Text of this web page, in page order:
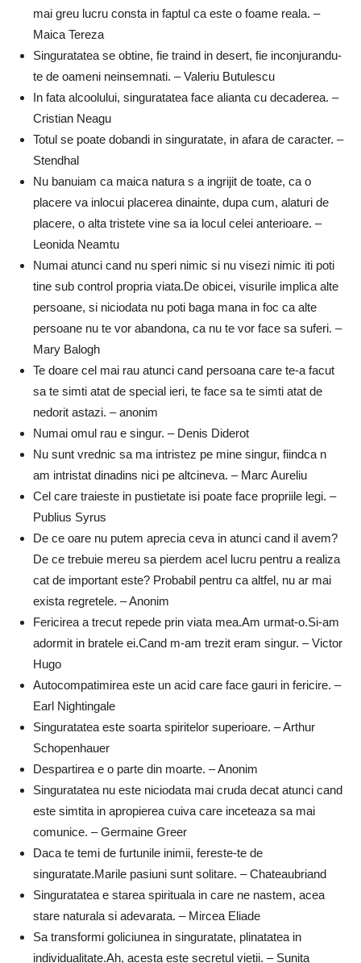
mai greu lucru consta in faptul ca este o foame reala. –
Maica Tereza
Singuratatea se obtine, fie traind in desert, fie inconjurandu-
te de oameni neinsemnati. – Valeriu Butulescu
In fata alcoolului, singuratatea face alianta cu decaderea. –
Cristian Neagu
Totul se poate dobandi in singuratate, in afara de caracter. –
Stendhal
Nu banuiam ca maica natura s a ingrijit de toate, ca o
placere va inlocui placerea dinainte, dupa cum, alaturi de
placere, o alta tristete vine sa ia locul celei anterioare. –
Leonida Neamtu
Numai atunci cand nu speri nimic si nu visezi nimic iti poti
tine sub control propria viata.De obicei, visurile implica alte
persoane, si niciodata nu poti baga mana in foc ca alte
persoane nu te vor abandona, ca nu te vor face sa suferi. –
Mary Balogh
Te doare cel mai rau atunci cand persoana care te-a facut
sa te simti atat de special ieri, te face sa te simti atat de
nedorit astazi. – anonim
Numai omul rau e singur. – Denis Diderot
Nu sunt vrednic sa ma intristez pe mine singur, fiindca n
am intristat dinadins nici pe altcineva. – Marc Aureliu
Cel care traieste in pustietate isi poate face propriile legi. –
Publius Syrus
De ce oare nu putem aprecia ceva in atunci cand il avem?
De ce trebuie mereu sa pierdem acel lucru pentru a realiza
cat de important este? Probabil pentru ca altfel, nu ar mai
exista regretele. – Anonim
Fericirea a trecut repede prin viata mea.Am urmat-o.Si-am
adormit in bratele ei.Cand m-am trezit eram singur. – Victor
Hugo
Autocompatimirea este un acid care face gauri in fericire. –
Earl Nightingale
Singuratatea este soarta spiritelor superioare. – Arthur
Schopenhauer
Despartirea e o parte din moarte. – Anonim
Singuratatea nu este niciodata mai cruda decat atunci cand
este simtita in apropierea cuiva care inceteaza sa mai
comunice. – Germaine Greer
Daca te temi de furtunile inimii, fereste-te de
singuratate.Marile pasiuni sunt solitare. – Chateaubriand
Singuratatea e starea spirituala in care ne nastem, acea
stare naturala si adevarata. – Mircea Eliade
Sa transformi goliciunea in singuratate, plinatatea in
individualitate.Ah, acesta este secretul vietii. – Sunita